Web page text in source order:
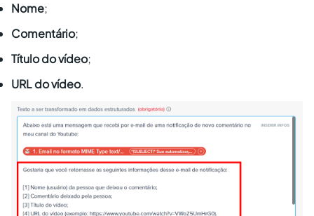
Nome;
Comentário;
Título do vídeo;
URL do vídeo.